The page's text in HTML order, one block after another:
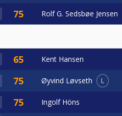
Rolf G. Sedsbøe Jensen
Kent Hansen
Øyvind Løvseth L
Ingolf Höns